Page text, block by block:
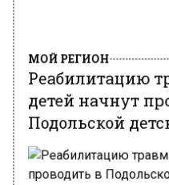
МОЙ РЕГИОН
Реабилитацию
детей начнут
Подольской